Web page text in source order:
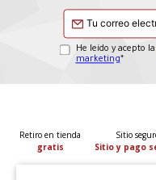
He leído y acepto
marketing*
Retiro en tienda
gratis
Sitio
Sitio y pago